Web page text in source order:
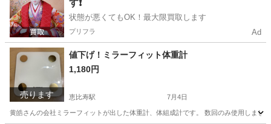
す❗️
状態が悪くてもOK！最大限買取します
プリフラ Ad
売ります
値下げ！ミラーフィット体重計
1,180円
恵比寿駅 7月4日
黄皓さんの会社ミラーフィットが出した体重計、体組成計です。 数回のみ使用しま